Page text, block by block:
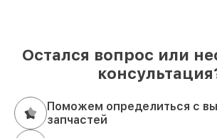
Остался вопрос или
Поможем определиться с
запчастей